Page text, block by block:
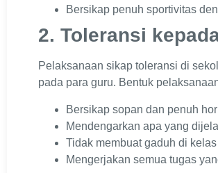
Bersikap penuh sportivitas
2. Toleransi
Pelaksanaan sikap toleransi di
pada para guru. Bentuk
Bersikap sopan dan penuh
Mendengarkan apa yang
Tidak membuat gaduh di
Mengerjakan semua tugas